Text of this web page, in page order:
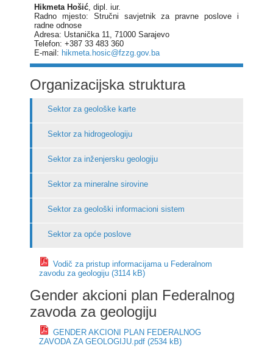
Hikmeta Hošić, dipl. iur.
Radno mjesto: Stručni savjetnik za pravne poslove i
radne odnose
Adresa: Ustanička 11, 71000 Sarajevo
Telefon: +387 33 483 360
E-mail: hikmeta.hosic@fzzg.gov.ba
Organizacijska struktura
Sektor za geološke karte
Sektor za hidrogeologiju
Sektor za inženjersku geologiju
Sektor za mineralne sirovine
Sektor za geološki informacioni sistem
Sektor za opće poslove
Vodič za pristup informacijama u Federalnom
zavodu za geologiju (3114 kB)
Gender akcioni plan Federalnog
zavoda za geologiju
GENDER AKCIONI PLAN FEDERALNOG
ZAVODA ZA GEOLOGIJU.pdf (2534 kB)